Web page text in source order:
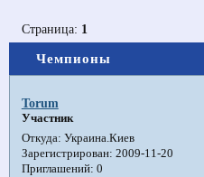
Чемпионы
Страница: 1
Torum
Участник
Откуда: Украина.Киев
Зарегистрирован: 2009-11-20
Приглашений: 0